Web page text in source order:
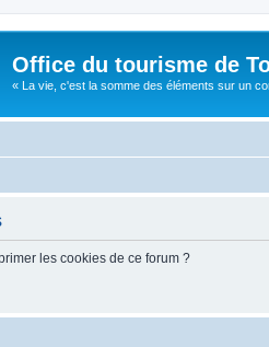
Office du tourisme de
« La vie, c'est la somme des éléments sur un
les cookies de ce forum ?